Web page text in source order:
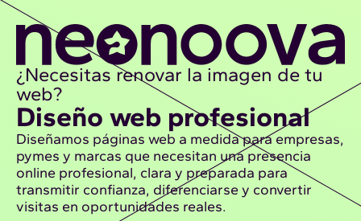
¿Necesitas renovar la imagen de tu
web?
Diseño web profesional
Diseñamos páginas web a medida para empresas,
pymes y marcas que necesitan una presencia
online profesional, clara y preparada para
transmitir confianza, diferenciarse y convertir
visitas en oportunidades reales.